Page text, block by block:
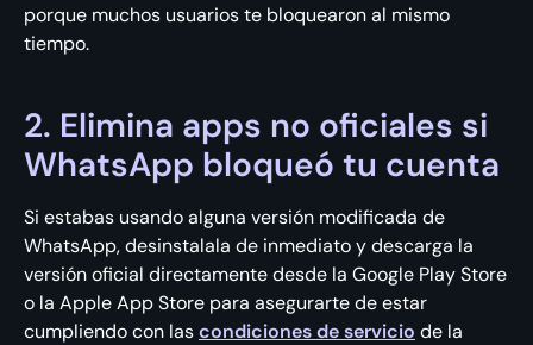
porque muchos usuarios te bloquearon al mismo
tiempo.
2. Elimina apps no oficiales si
WhatsApp bloqueó tu cuenta
Si estabas usando alguna versión modificada de
WhatsApp, desinstalala de inmediato y descarga la
versión oficial directamente desde la Google Play Store
o la Apple App Store para asegurarte de estar
cumpliendo con lascondiciones de servicio de la